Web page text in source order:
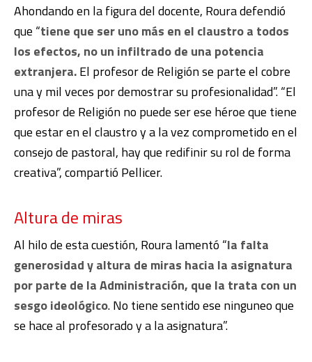
Ahondando en la figura del docente, Roura defendió
que “tiene que ser uno más en el claustro a todos
los efectos, no un infiltrado de una potencia
extranjera.El profesor de Religión se parte el cobre
una y mil veces por demostrar su profesionalidad”. “El
profesor de Religión no puede ser ese héroe que tiene
que estar en el claustro y a la vez comprometido en el
consejo de pastoral, hay que redifinir su rol de forma
creativa”, compartió Pellicer.
Altura de miras
Al hilo de esta cuestión, Roura lamentó “la falta
generosidad y altura de miras hacia la asignatura
por parte de la Administración, que la trata con un
sesgo ideológico. No tiene sentido ese ninguneo que
se hace al profesorado y a la asignatura”.